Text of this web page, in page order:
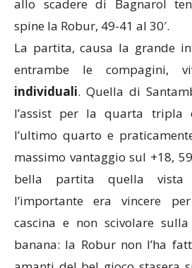
allo scadere di Bagnarol
spine la Robur, 49-41 al 30′.
La partita, causa la grande
entrambe le compagini,
individuali. Quella di
l’assist per la quarta tripla
l’ultimo quarto e
massimo vantaggio sul +18,
bella partita quella vista
l’importante era vincere
cascina e non scivolare
banana: la Robur non l’ha